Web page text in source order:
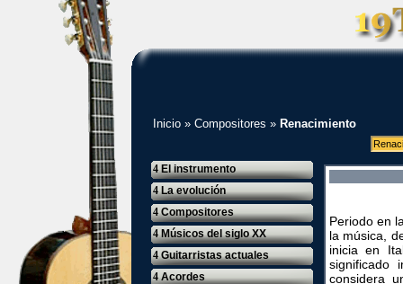
Inicio » Compositores » Renacimiento
4El instrumento
4La evolución
4Compositores
4Músicos del siglo XX
4Guitarristas actuales
4Acordes
Periodo en
la música,
inicia en
significado
considera